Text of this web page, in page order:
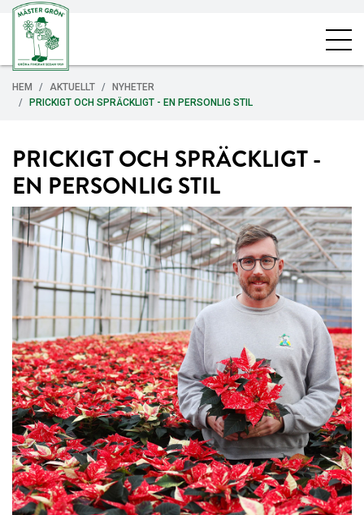
HEM AKTUELLT
NYHETER
PRICKIGT OCH SPRÄCKLIGT - EN PERSONLIG STIL
PRICKIGT OCH SPRÄCKLIGT -
EN PERSONLIG STIL